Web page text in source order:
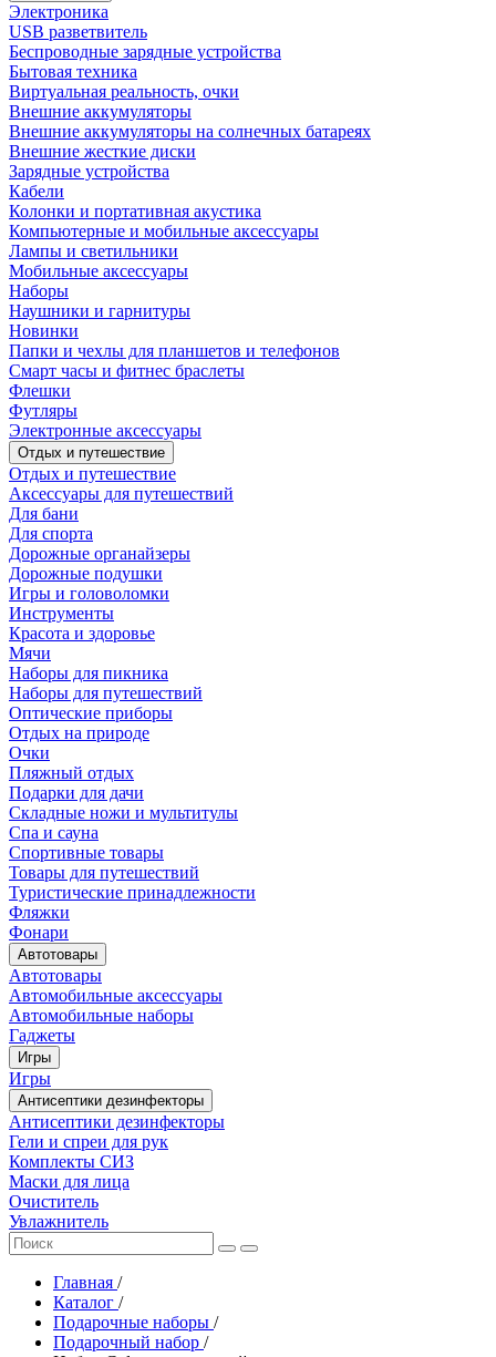
Электроника
USB разветвитель
Беспроводные зарядные устройства
Бытовая техника
Виртуальная реальность, очки
Внешние аккумуляторы
Внешние аккумуляторы на солнечных батареях
Внешние жесткие диски
Зарядные устройства
Кабели
Колонки и портативная акустика
Компьютерные и мобильные аксессуары
Лампы и светильники
Мобильные аксессуары
Наборы
Наушники и гарнитуры
Новинки
Папки и чехлы для планшетов и телефонов
Смарт часы и фитнес браслеты
Флешки
Футляры
Электронные аксессуары
Отдых и путешествие
Отдых и путешествие
Аксессуары для путешествий
Для бани
Для спорта
Дорожные органайзеры
Дорожные подушки
Игры и головоломки
Инструменты
Красота и здоровье
Мячи
Наборы для пикника
Наборы для путешествий
Оптические приборы
Отдых на природе
Очки
Пляжный отдых
Подарки для дачи
Складные ножи и мультитулы
Спа и сауна
Спортивные товары
Товары для путешествий
Туристические принадлежности
Фляжки
Фонари
Автотовары
Автотовары
Автомобильные аксессуары
Автомобильные наборы
Гаджеты
Игры
Игры
Антисептики дезинфекторы
Антисептики дезинфекторы
Гели и спреи для рук
Комплекты СИЗ
Маски для лица
Очиститель
Увлажнитель
Главная /
Каталог /
Подарочные наборы /
Подарочный набор /